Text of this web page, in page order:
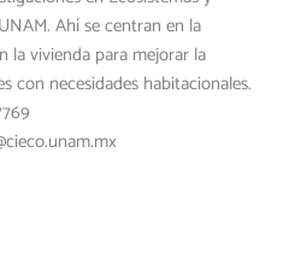
Ahí se centran en la
la vivienda para mejorar la
con necesidades habitacionales.